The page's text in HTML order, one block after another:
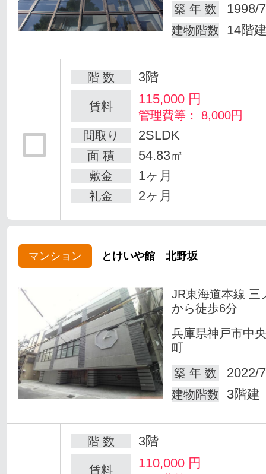
築 年 数
1998/
建物階数 14階
階 数 3階
賃料 115,000 円
管理費等： 8,000円
間取り
2SLDK
面 積 54.83㎡
敷金 1ヶ月
礼金 2ヶ月
マンション とけいや館 北野坂
JR東海道本線 三
から徒歩6分
兵庫県神戸市中
町
築 年 数
2022/
建物階数 3階建
階 数 3階
賃料 110,000 円